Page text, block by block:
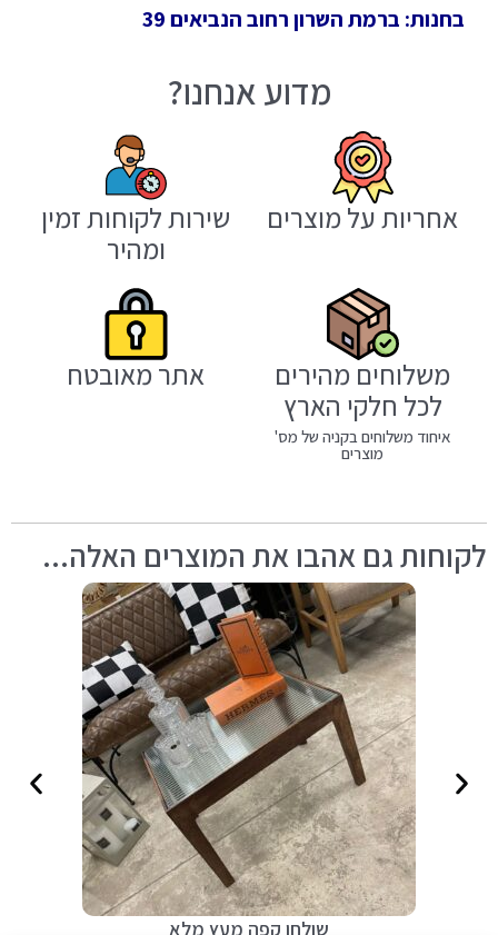
בחנות: ברמת השרון רחוב הנביאים 39
מדוע אנחנו?
אחריות על מוצרים
שירות לקוחות זמין
ומהיר
משלוחים מהירים
לכל חלקי הארץ
איחוד משלוחים בקניה של מס'
מוצרים
אתר מאובטח
לקוחות גם אהבו את המוצרים האלה...
שולחן קפה מעץ מלא